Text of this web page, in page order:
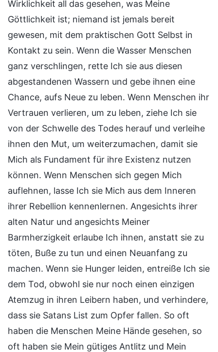
Wirklichkeit all das gesehen, was Meine
Göttlichkeit ist; niemand ist jemals bereit
gewesen, mit dem praktischen Gott Selbst in
Kontakt zu sein. Wenn die Wasser Menschen
ganz verschlingen, rette Ich sie aus diesen
abgestandenen Wassern und gebe ihnen eine
Chance, aufs Neue zu leben. Wenn Menschen ihr
Vertrauen verlieren, um zu leben, ziehe Ich sie
von der Schwelle des Todes herauf und verleihe
ihnen den Mut, um weiterzumachen, damit sie
Mich als Fundament für ihre Existenz nutzen
können. Wenn Menschen sich gegen Mich
auflehnen, lasse Ich sie Mich aus dem Inneren
ihrer Rebellion kennenlernen. Angesichts ihrer
alten Natur und angesichts Meiner
Barmherzigkeit erlaube Ich ihnen, anstatt sie zu
töten, Buße zu tun und einen Neuanfang zu
machen. Wenn sie Hunger leiden, entreiße Ich sie
dem Tod, obwohl sie nur noch einen einzigen
Atemzug in ihren Leibern haben, und verhindere,
dass sie Satans List zum Opfer fallen. So oft
haben die Menschen Meine Hände gesehen, so
oft haben sie Mein gütiges Antlitz und Mein